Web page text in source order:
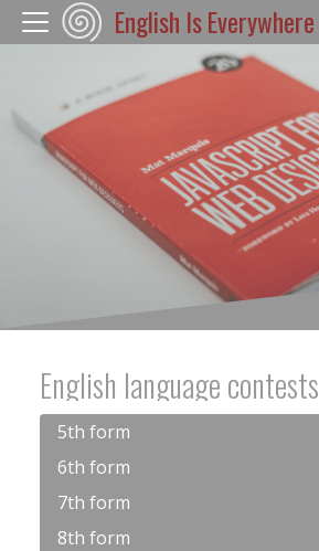
English Is Everywhere
English language contests
5th form
6th form
7th form
8th form